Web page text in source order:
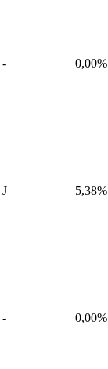
- 0,00%
J 5,38%
- 0,00%